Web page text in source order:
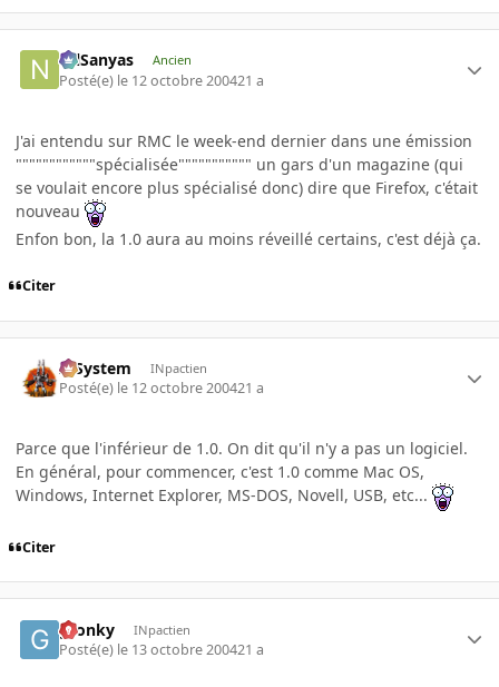
NilSanyas Ancien
Posté(e) le 12 octobre 200421 a
J'ai entendu sur RMC le week-end dernier dans une émission
""""""""""""spécialisée""""""""""" un gars d'un magazine (qui
se voulait encore plus spécialisé donc) dire que Firefox, c'était
nouveau
Enfon bon, la 1.0 aura au moins réveillé certains, c'est déjà ça.
Citer
X-System INpactien
Posté(e) le 12 octobre 200421 a
Parce que l'inférieur de 1.0. On dit qu'il n'y a pas un logiciel.
En général, pour commencer, c'est 1.0 comme Mac OS,
Windows, Internet Explorer, MS-DOS, Novell, USB, etc...
Citer
gronky INpactien
Posté(e) le 13 octobre 200421 a